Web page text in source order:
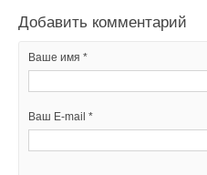
Добавить комментарий
Ваше имя *
Ваш E-mail *